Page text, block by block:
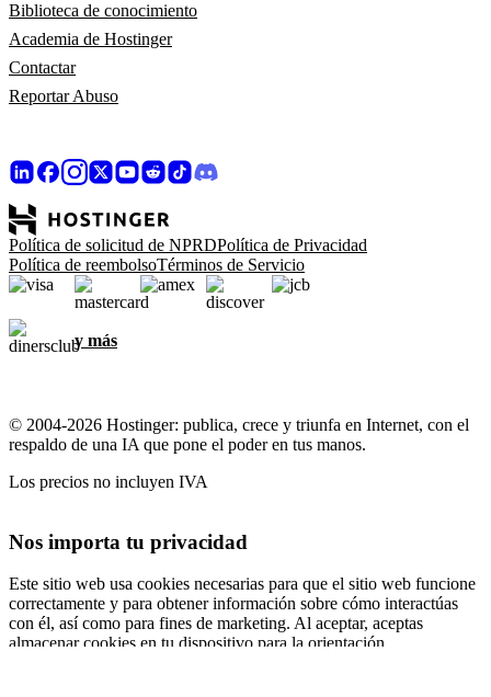
Biblioteca de conocimiento
Academia de Hostinger
Contactar
Reportar Abuso
Política de solicitud de NPRDPolítica de Privacidad
Política de reembolsoTérminos de Servicio
y más
© 2004-2026 Hostinger: publica, crece y triunfa en Internet, con el
respaldo de una IA que pone el poder en tus manos.
Los precios no incluyen IVA
Nos importa tu privacidad
Este sitio web usa cookies necesarias para que el sitio web funcione
correctamente y para obtener información sobre cómo interactúas
con él, así como para fines de marketing. Al aceptar, aceptas
almacenar cookies en tu dispositivo para la orientación,